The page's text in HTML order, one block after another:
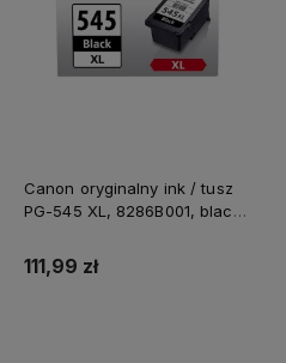
Canon oryginalny ink / tusz
PG-545 XL, 8286B001, black,
111,99 zł